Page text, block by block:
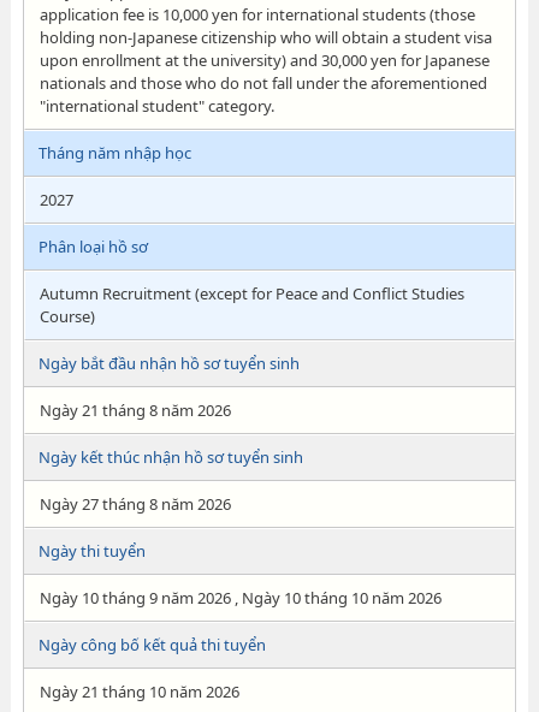
application fee is 10,000 yen for international students (those
holding non-Japanese citizenship who will obtain a student visa
upon enrollment at the university) and 30,000 yen for Japanese
nationals and those who do not fall under the aforementioned
"international student" category.
Tháng năm nhập học
2027
Phân loại hồ sơ
Autumn Recruitment (except for Peace and Conflict Studies
Course)
Ngày bắt đầu nhận hồ sơ tuyển sinh
Ngày 21 tháng 8 năm 2026
Ngày kết thúc nhận hồ sơ tuyển sinh
Ngày 27 tháng 8 năm 2026
Ngày thi tuyển
Ngày 10 tháng 9 năm 2026 , Ngày 10 tháng 10 năm 2026
Ngày công bố kết quả thi tuyển
Ngày 21 tháng 10 năm 2026